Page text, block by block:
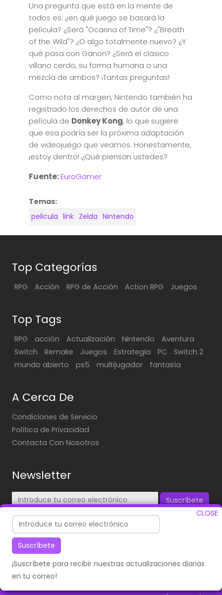
Una pregunta que está en la mente de
todos es: ¿en qué juego se basará la
película? ¿Será "Ocarina of Time"? ¿"Breath
of the Wild"? ¿O algo totalmente nuevo? ¿Y
qué pasa con Ganon? ¿Será el clásico
villano cerdo, su forma humana o una
mezcla de ambos? ¡Tantas preguntas!
Como nota al margen, Nintendo también ha
registrado los derechos de autor de una
película de Donkey Kong, lo que sugiere
que esa podría ser la próxima adaptación
de videojuego que veamos. Honestamente,
¡estoy dentro! ¿Qué piensan ustedes?
Fuente:EuroGamer
Temas:
pelicula link Zelda Nintendo
CLOSE
Suscríbete
¡Suscríbete para recibir nuestras actualizaciones diarias
en tu correo!
Top Categorías
RPG Acción RPG de Acción Action RPG Juegos
Top Tags
RPG acción Actualización Nintendo
Aventura
Switch
Remake Juegos Estrategia PC
Switch 2
mundo abierto
ps5 multijugador fantasía
A Cerca De
Condiciones de Servicio
Política de Privacidad
Contacta Con Nosotros
Newsletter
Suscríbete
¡Suscríbete para recibir nuestras actualizaciones diarias
en tu correo!